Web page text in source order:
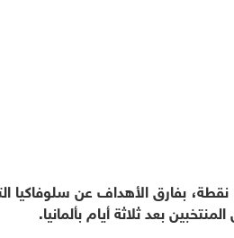
بعد ثلاثة أيام بألمانيا.